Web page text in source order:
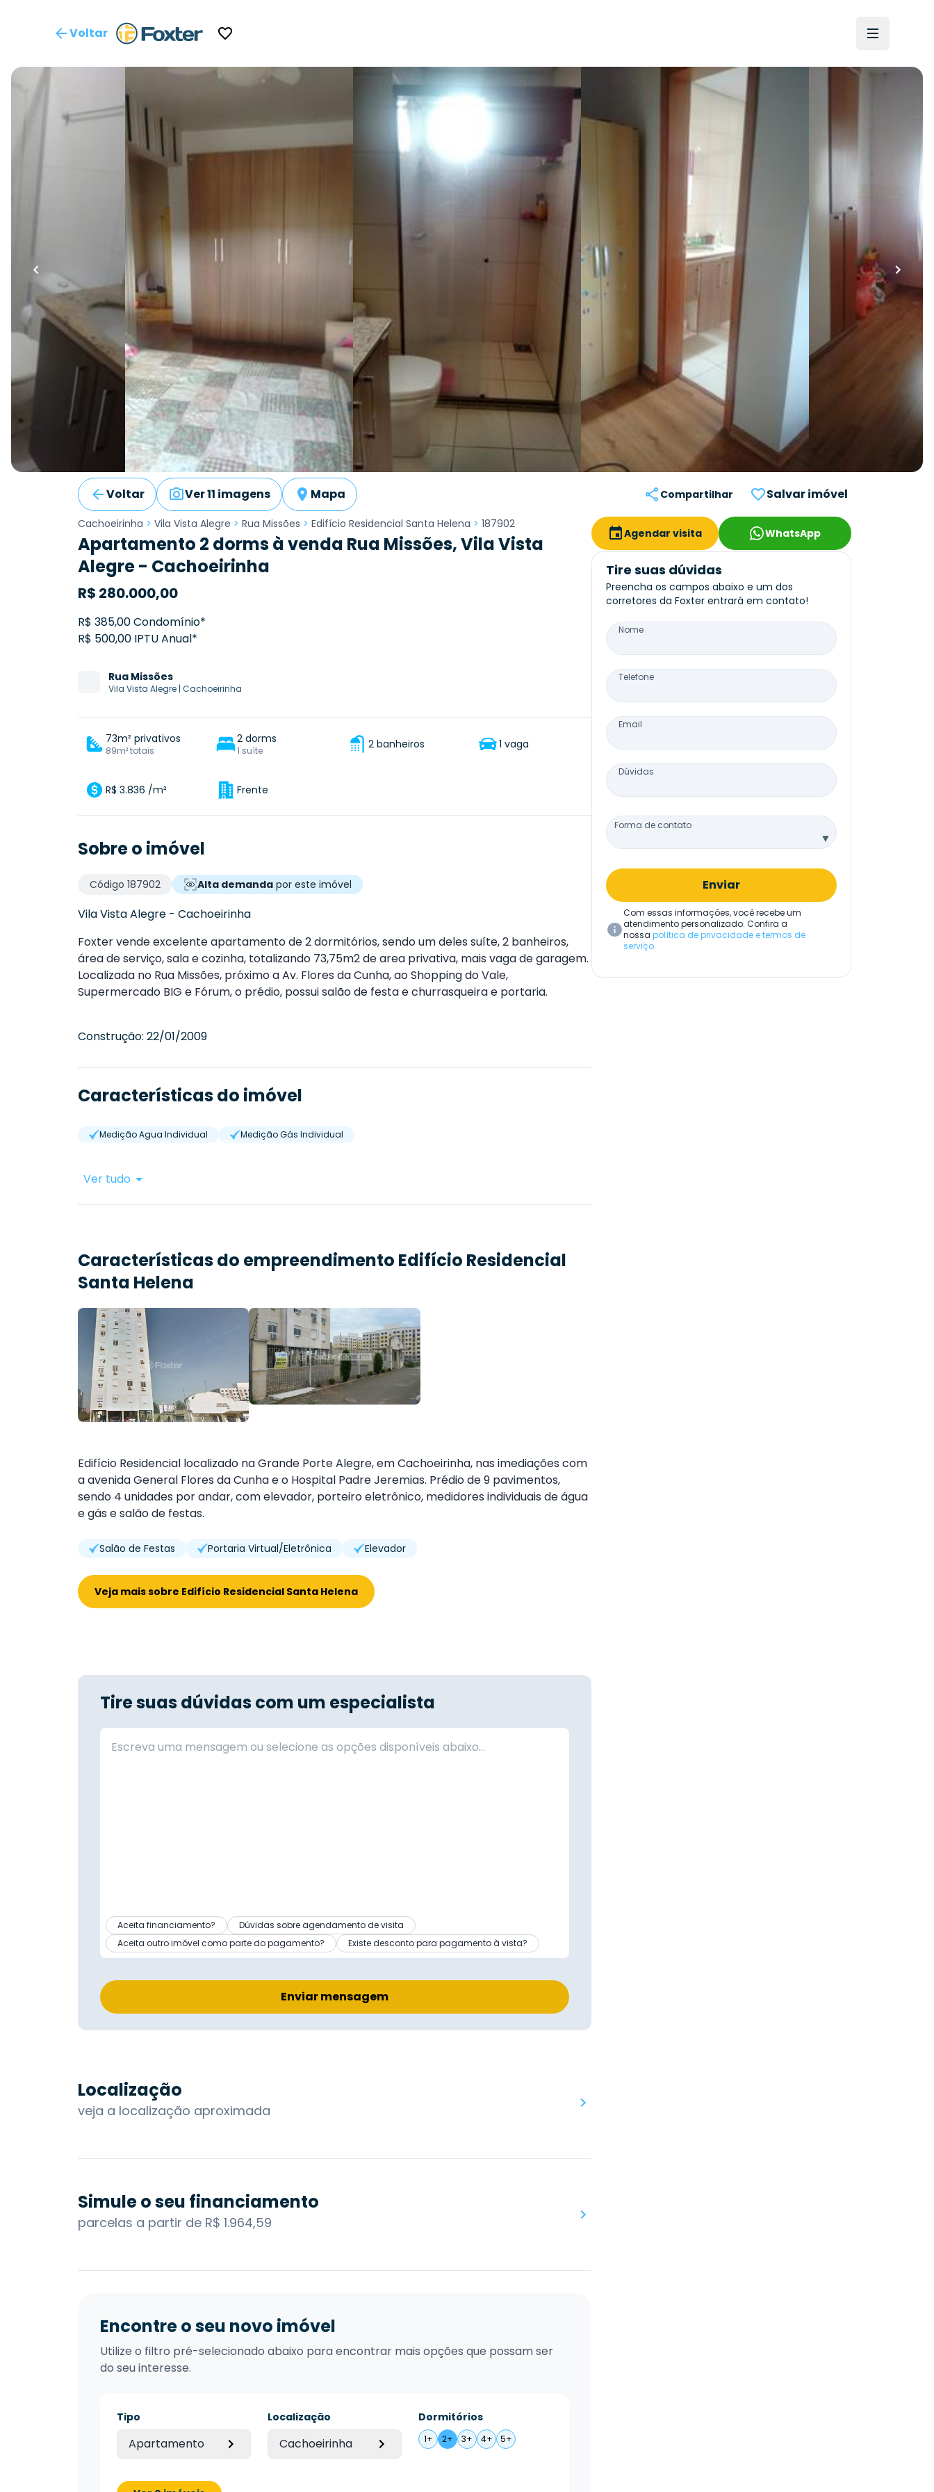
Voltar
Voltar Ver 11 imagens Mapa Compartilhar Salvar imóvel
Cachoeirinha > Vila Vista Alegre > Rua Missões > Edifício Residencial Santa Helena > 187902
Apartamento 2 dorms à venda Rua Missões, Vila Vista
Alegre - Cachoeirinha
R$ 280.000,00
R$ 385,00 Condomínio*
R$ 500,00 IPTU Anual*
Rua Missões
Vila Vista Alegre | Cachoeirinha
73m² privativos
89m² totais
2 dorms
1 suíte 2 banheiros 1 vaga
R$ 3.836 /m² Frente
Sobre o imóvel
Código 187902 Alta demanda por este imóvel
Vila Vista Alegre - Cachoeirinha
Foxter vende excelente apartamento de 2 dormitórios, sendo um deles suíte, 2 banheiros,
área de serviço, sala e cozinha, totalizando 73,75m2 de area privativa, mais vaga de garagem.
Localizada no Rua Missões, próximo a Av. Flores da Cunha, ao Shopping do Vale,
Supermercado BIG e Fórum, o prédio, possui salão de festa e churrasqueira e portaria.
Construção: 22/01/2009
Características do imóvel
Medição Agua Individual Medição Gás Individual
Ver tudo
Características do empreendimento Edifício Residencial
Santa Helena
Edifício Residencial localizado na Grande Porte Alegre, em Cachoeirinha, nas imediações com
a avenida General Flores da Cunha e o Hospital Padre Jeremias. Prédio de 9 pavimentos,
sendo 4 unidades por andar, com elevador, porteiro eletrônico, medidores individuais de água
e gás e salão de festas.
Salão de Festas Portaria Virtual/Eletrônica Elevador
Veja mais sobre Edifício Residencial Santa Helena
Tire suas dúvidas com um especialista
Aceita financiamento?
Dúvidas sobre agendamento de visita
Aceita outro imóvel como parte do pagamento?
Existe desconto para pagamento à vista?
Enviar mensagem
Localização
veja a localização aproximada
Simule o seu financiamento
parcelas a partir de R$ 1.964,59
Encontre o seu novo imóvel
Utilize o filtro pré-selecionado abaixo para encontrar mais opções que possam ser
do seu interesse.
Tipo
Apartamento
Localização
Cachoeirinha
Dormitórios
1+ 2+ 3+ 4+ 5+
Agendar visita WhatsApp
Tire suas dúvidas
Preencha os campos abaixo e um dos
corretores da Foxter entrará em contato!
Nome
Telefone
Email
Dúvidas
Forma de contato
▼
Enviar
Com essas informações, você recebe um
atendimento personalizado. Confira a
nossa política de privacidade e termos de
serviço